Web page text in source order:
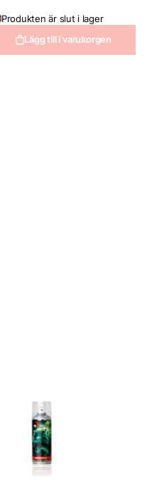
Produkten är slut i lager
Lägg till i varukorgen